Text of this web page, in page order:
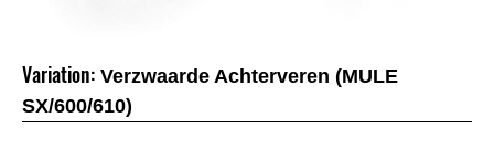
Variation: Verzwaarde Achterveren (MULE
SX/600/610)